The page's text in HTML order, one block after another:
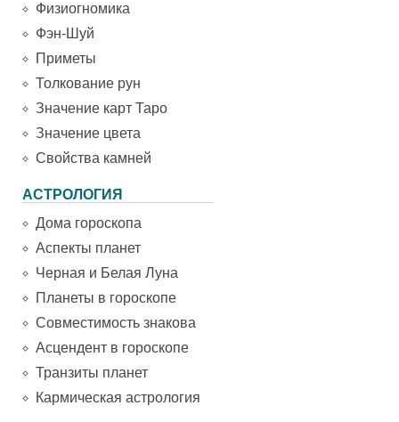
Физиогномика
Фэн-Шуй
Приметы
Толкование рун
Значение карт Таро
Значение цвета
Свойства камней
АСТРОЛОГИЯ
Дома гороскопа
Аспекты планет
Черная и Белая Луна
Планеты в гороскопе
Совместимость знакова
Асцендент в гороскопе
Транзиты планет
Кармическая астрология